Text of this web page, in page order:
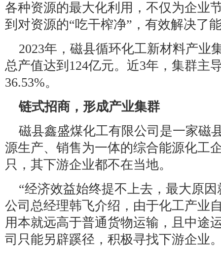
各种资源的最大化利用，不仅为企业
到对资源的“吃干榨净”，有效解决了
2023年，磁县循环化工新材料产业
总产值达到124亿元。近3年，集群主
36.53%。
链式招商，形成产业集群
磁县鑫盛煤化工有限公司是一家磁
源生产、销售为一体的综合能源化工
只，其下游企业都不在当地。
“经济效益始终提不上去，最大原
公司总经理韩飞介绍，由于化工产业
用本就远高于普通货物运输，且中途
司只能另辟蹊径，积极寻找下游企业